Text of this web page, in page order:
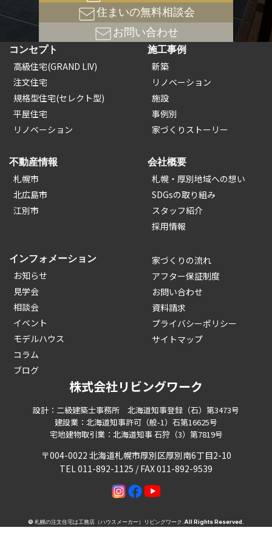
住まいの無料相談会
お問い合わせ
コンセプト
高級住宅(GRAND LIV)
注文住宅
規格型住宅(セレクト型)
平屋住宅
リノベーション
施工事例
新築
リノベーション
施設
事例別
家づくりストーリー
不動産情報
札幌市
北広島市
江別市
会社概要
札幌・厚別地域への想い
SDGsの取り組み
スタッフ紹介
採用情報
インフォメーション
お知らせ
見学会
相談会
イベント
モデルハウス
コラム
ブログ
家づくりの流れ
アフター保証制度
お問い合わせ
資料請求
プライバシーポリシー
サイトマップ
株式会社リビングワーク
設計：二級建築士事務所 北海道知事登録（石）第3473号
建設業：北海道知事許可（般-1）石第16625号
宅地建物取引業：北海道知事 石狩（3）第7819号
〒004-0022 北海道札幌市厚別区厚別南6丁目2-10
TEL 011-892-1125 / FAX 011-892-9539
© 札幌の注文住宅は工務店（ハウスメーカー）リビングワーク .All Rights Reserved.